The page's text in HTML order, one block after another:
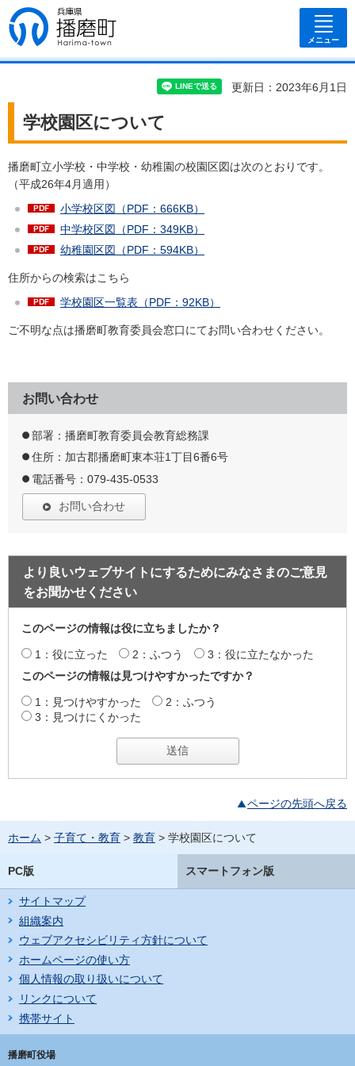
兵庫県 播磨
町
メニュー
更新日：2023年6月1日
学校園区について
播磨町立小学校・中学校・幼稚園の校園区図は次のとおりです。
（平成26年4月適用）
小学校区図（PDF：666KB）
中学校区図（PDF：349KB）
幼稚園区図（PDF：594KB）
住所からの検索はこちら
学校園区一覧表（PDF：92KB）
ご不明な点は播磨町教育委員会窓口にてお問い合わせください。
お問い合わせ
部署：播磨町教育委員会教育総務課
住所：加古郡播磨町東本荘1丁目6番6号
電話番号：079-435-0533
お問い合わせ
より良いウェブサイトにするためにみなさまのご意見
をお聞かせください
このページの情報は役に立ちましたか？
1：役に立った 2：ふつう
3：役に立たなかった
このページの情報は見つけやすかったですか？
1：見つけやすかった
2：ふつう
3：見つけにくかった
ページの先頭へ戻る
ホーム > 子育て・教育 > 教育 > 学校園区について
PC版 スマートフォン版
サイトマップ
組織案内
ウェブアクセシビリティ方針について
ホームページの使い方
個人情報の取り扱いについて
リンクについて
携帯サイト
播磨町役場